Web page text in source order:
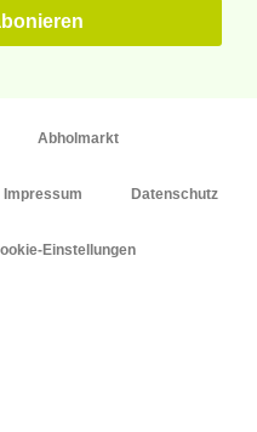
Abholmarkt
Impressum Datenschutz
Einstellungen